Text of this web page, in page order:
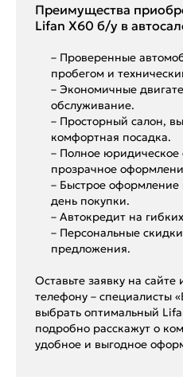
Преимущества
Lifan X60 б/у в
– Проверенные
пробегом и
– Экономичные
обслуживание.
– Просторный салон,
комфортная посадка.
– Полное
прозрачное
– Быстрое оформление
день покупки.
– Автокредит на
– Персональные
предложения.
Оставьте заявку на
телефону – специалисты
выбрать оптимальный
подробно расскажут о
удобное и выгодное